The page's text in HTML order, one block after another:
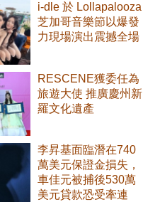
i-dle 於 Lollapalooza
芝加哥音樂節以爆發
力現場演出震撼全場
RESCENE獲委任為
旅遊大使 推廣慶州新
羅文化遺產
李昇基面臨潛在740
萬美元保證金損失，
車佳元被捕後530萬
美元貸款恐受牽連